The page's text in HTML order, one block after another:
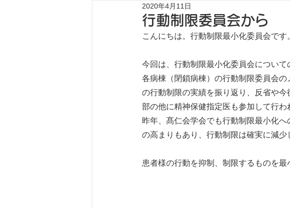
行動制限委員会から
2020年4月11日
こんにちは。行動制限最小化委員会です
今回は、行動制限最小化委員会について
各病棟（閉鎖病棟）の行動制限委員会
の行動制限の実績を振り返り、反省や
部の他に精神保健指定医も参加して行
昨年、髙仁会学会でも行動制限最小化
の高まりもあり、行動制限は確実に減少
患者様の行動を抑制、制限するものを